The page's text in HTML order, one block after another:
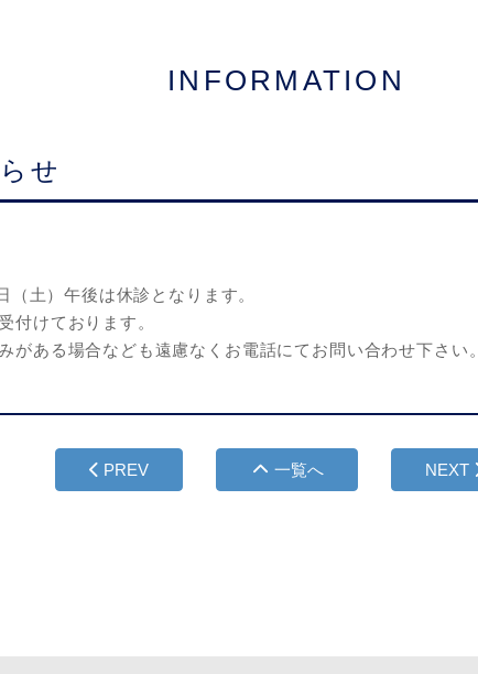
INFORMATION
せ
土）午後は休診となります。
付けております。
がある場合なども遠慮なくお電話にてお問い合わせ下さい。
PREV 一覧へ NEXT